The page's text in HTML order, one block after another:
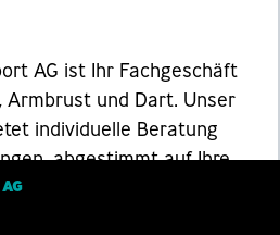
AG ist Ihr Fachgeschäft
Armbrust und Dart. Unser
individuelle Beratung
abgestimmt auf Ihre
Sie uns in Sempach oder